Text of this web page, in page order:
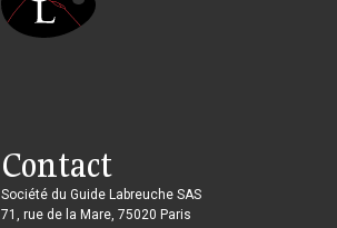
Contact
Société du Guide Labreuche SAS
71, rue de la Mare, 75020 Paris